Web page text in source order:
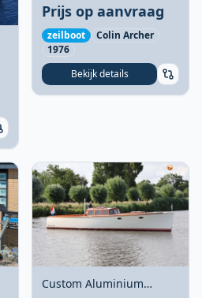
Prijs op aanvraag
zeilboot
Colin Archer
1976
Bekijk details
Custom Aluminium